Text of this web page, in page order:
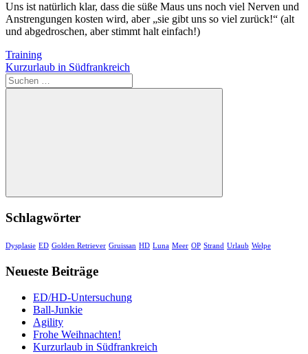
Uns ist natürlich klar, dass die süße Maus uns noch viel Nerven und
Anstrengungen kosten wird, aber „sie gibt uns so viel zurück!“ (alt
und abgedroschen, aber stimmt halt einfach!)
Beitragsnavigation
Vorheriger
Beitrag:
Training
Nächster
Beitrag:
Kurzurlaub in Südfrankreich
Suchen
nach:
Suchen
Schlagwörter
Dysplasie ED Golden Retriever Gruissan HD Luna Meer OP Strand Urlaub Welpe
Neueste Beiträge
ED/HD-Untersuchung
Ball-Junkie
Agility
Frohe Weihnachten!
Kurzurlaub in Südfrankreich